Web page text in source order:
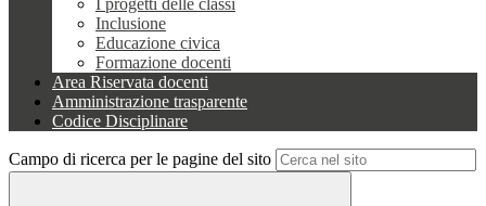
I progetti delle classi
Inclusione
Educazione civica
Formazione docenti
Area Riservata docenti
Amministrazione trasparente
Codice Disciplinare
Campo di ricerca per le pagine del sito